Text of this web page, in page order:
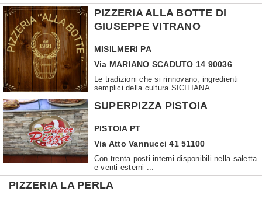
PIZZERIA ALLA BOTTE DI
GIUSEPPE VITRANO
MISILMERI PA
Via MARIANO SCADUTO 14 90036
Le tradizioni che si rinnovano, ingredienti
semplici della cultura SICILIANA. ...
SUPERPIZZA PISTOIA
PISTOIA PT
Via Atto Vannucci 41 51100
Con trenta posti interni disponibili nella saletta
e venti esterni ...
PIZZERIA LA PERLA